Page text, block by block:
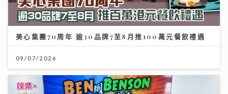
美心集團70周年 逾30品牌7至8月推100萬元餐飲禮遇
09/07/2026